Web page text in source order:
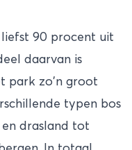
90 procent uit
daarvan is
park zo'n groot
typen bos
en drasland tot